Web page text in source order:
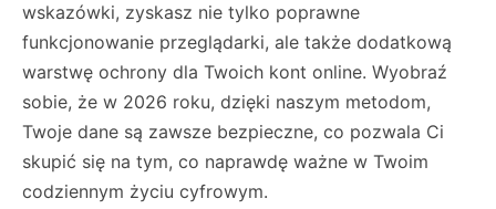
wskazówki, zyskasz nie tylko poprawne
funkcjonowanie przeglądarki, ale także dodatkową
warstwę ochrony dla Twoich kont online. Wyobraź
sobie, że w 2026 roku, dzięki naszym metodom,
Twoje dane są zawsze bezpieczne, co pozwala Ci
skupić się na tym, co naprawdę ważne w Twoim
codziennym życiu cyfrowym.